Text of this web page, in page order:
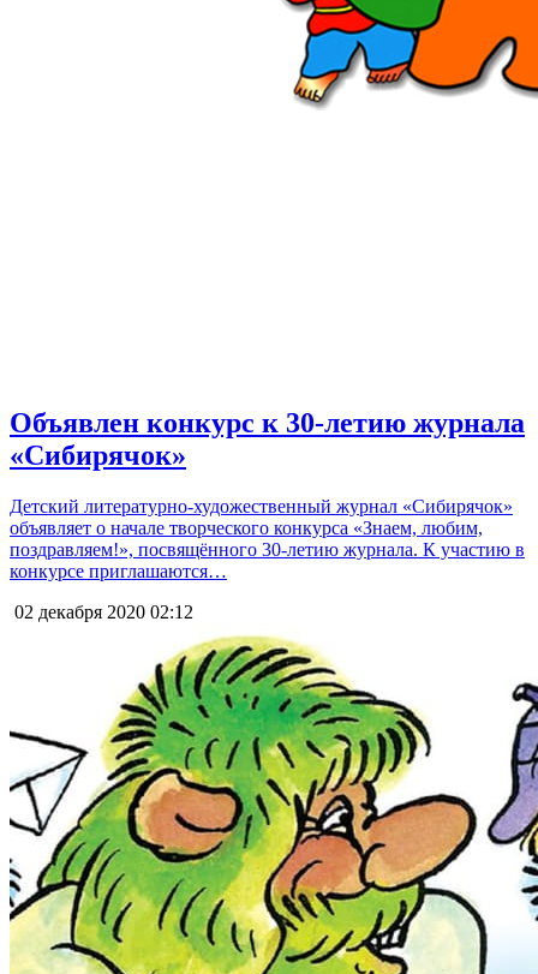
Объявлен конкурс к 30-летию журнала
«Сибирячок»
Детский литературно-художественный журнал «Сибирячок»
объявляет о начале творческого конкурса «Знаем, любим,
поздравляем!», посвящённого 30-летию журнала. К участию в
конкурсе приглашаются…
02 декабря 2020 02:12